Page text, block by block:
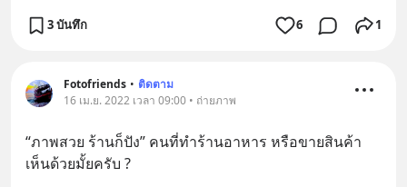
3 บันทึก 6 1
Fotofriends • ติดตาม
16 เม.ย. 2022 เวลา 09:00 • ถ่ายภาพ
“ภาพสวย ร้านก็ปัง” คนที่ทำร้านอาหาร หรือขายสินค้า
เห็นด้วยมั้ยครับ ?